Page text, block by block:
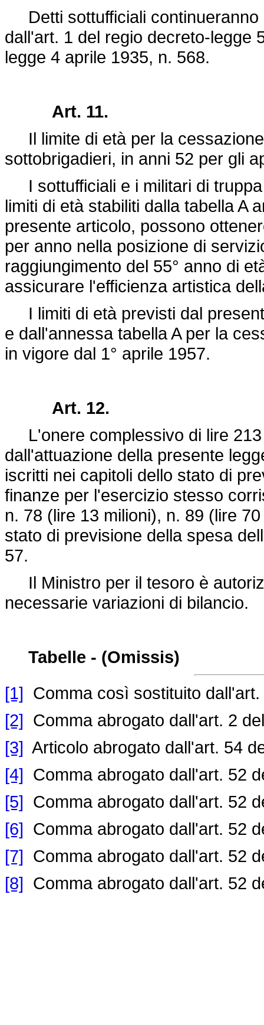
Detti sottufficiali continueranno
dall'art. 1 del regio decreto-legge
legge 4 aprile 1935, n. 568.
Art. 11.
Il limite di età per la
sottobrigadieri, in anni 52 per gli
I sottufficiali e i militari di
limiti di età stabiliti dalla tabella A
presente articolo, possono
per anno nella posizione di
raggiungimento del 55° anno di
assicurare l'efficienza artistica
I limiti di età previsti dal
e dall'annessa tabella A per la
in vigore dal 1° aprile 1957.
Art. 12.
L'onere complessivo di lire 213
dall'attuazione della presente
iscritti nei capitoli dello stato di
finanze per l'esercizio stesso
n. 78 (lire 13 milioni), n. 89 (lire
stato di previsione della spesa
57.
Il Ministro per il tesoro è
necessarie variazioni di bilancio.
Tabelle - (Omissis)
[1] Comma così sostituito
[2] Comma abrogato dall'art. 2
[3] Articolo abrogato dall'art. 54
[4] Comma abrogato dall'art. 52
[5] Comma abrogato dall'art. 52
[6] Comma abrogato dall'art. 52
[7] Comma abrogato dall'art. 52
[8] Comma abrogato dall'art. 52